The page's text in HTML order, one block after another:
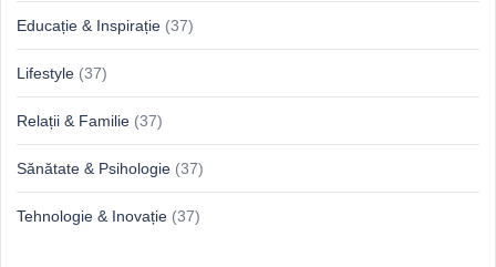
Educație & Inspirație (37)
Lifestyle (37)
Relații & Familie (37)
Sănătate & Psihologie (37)
Tehnologie & Inovație (37)